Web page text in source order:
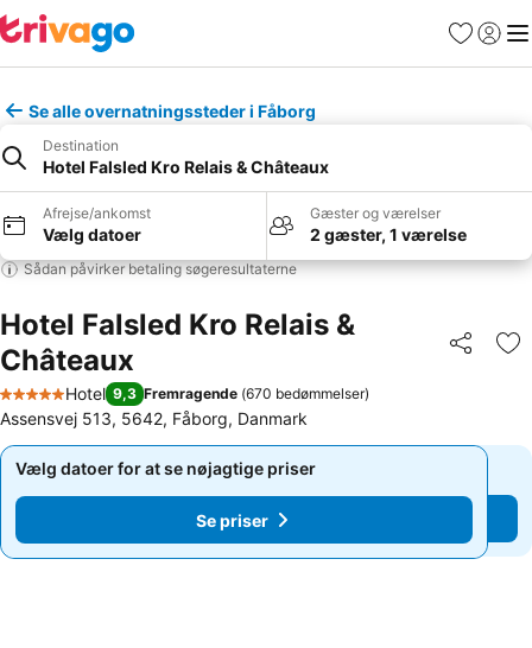
Favoritter
Log ind
Se alle overnatningssteder i Fåborg
Destination
Hotel Falsled Kro Relais & Châteaux
Afrejse/ankomst
Vælg datoer
Gæster og værelser
2 gæster, 1 værelse
Sådan påvirker betaling søgeresultaterne
Hotel Falsled Kro Relais &
Châteaux
Del
5 Stjerner
Hotel 9,3 Fremragende (670 bedømmelser)
Assensvej 513, 5642, Fåborg, Danmark
Vælg datoer for at se nøjagtige priser
Se priser
Vælg datoer for at se nøjagtige priser
Se priser